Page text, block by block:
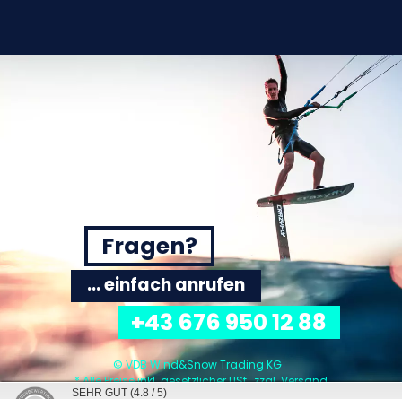
© VDB Wind&Snow Trading KG
* Alle Preise inkl. gesetzlicher USt., zzgl.Versand
Fragen?
... einfach anrufen
+43 676 950 12 88
SEHR GUT (4.8 / 5)